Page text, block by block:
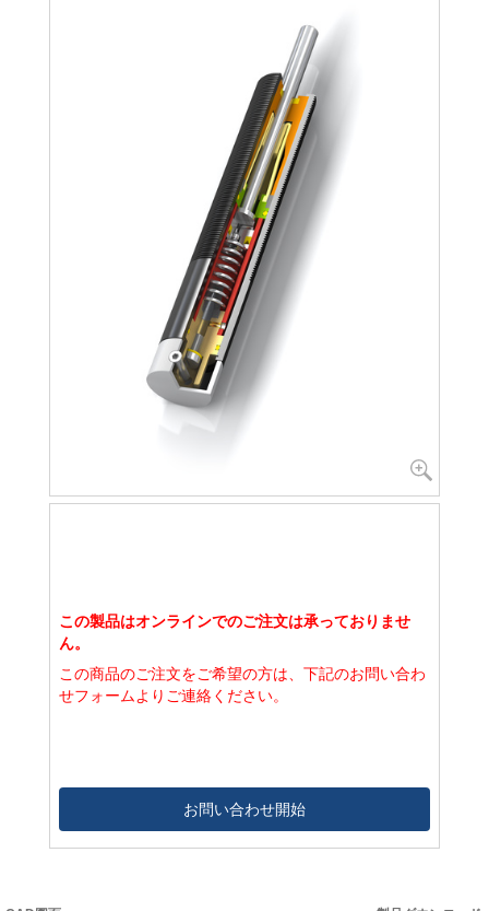
この製品はオンラインでのご注文は承っておりませ
ん。
この商品のご注文をご希望の方は、下記のお問い合わ
せフォームよりご連絡ください。
お問い合わせ開始